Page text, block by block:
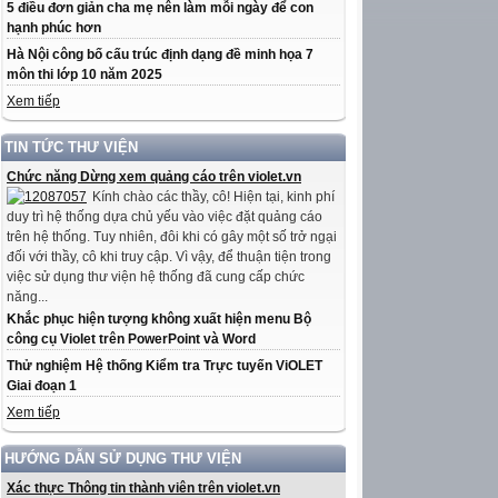
5 điều đơn giản cha mẹ nên làm mỗi ngày để con
hạnh phúc hơn
Hà Nội công bố cấu trúc định dạng đề minh họa 7
môn thi lớp 10 năm 2025
Xem tiếp
TIN TỨC THƯ VIỆN
Chức năng Dừng xem quảng cáo trên violet.vn
Kính chào các thầy, cô! Hiện tại, kinh phí
duy trì hệ thống dựa chủ yếu vào việc đặt quảng cáo
trên hệ thống. Tuy nhiên, đôi khi có gây một số trở ngại
đối với thầy, cô khi truy cập. Vì vậy, để thuận tiện trong
việc sử dụng thư viện hệ thống đã cung cấp chức
năng...
Khắc phục hiện tượng không xuất hiện menu Bộ
công cụ Violet trên PowerPoint và Word
Thử nghiệm Hệ thống Kiểm tra Trực tuyến ViOLET
Giai đoạn 1
Xem tiếp
HƯỚNG DẪN SỬ DỤNG THƯ VIỆN
Xác thực Thông tin thành viên trên violet.vn